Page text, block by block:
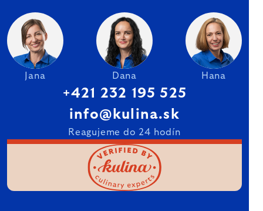
Jana Dana Hana
+421 232 195 525
info@kulina.sk
Reagujeme do 24 hodín